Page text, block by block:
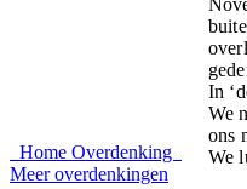
Home Overdenking
Meer overdenkingen
In
We
ons
We